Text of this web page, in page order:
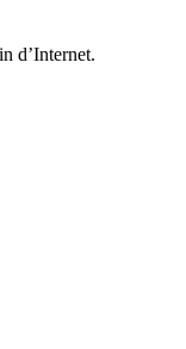
d’Internet.